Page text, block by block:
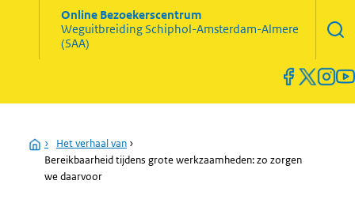
Online Bezoekerscentrum
WeguitbreidingSchiphol-Amsterdam-Almere
(SAA)
Home
› Het verhaal van ›
Bereikbaarheid tijdens grote werkzaamheden: zo zorgen
we daarvoor